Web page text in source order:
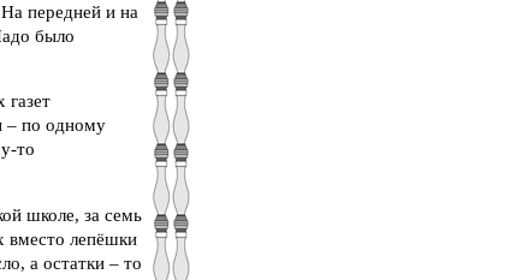
передней и на
было
газет
– по одному
то
школе, за семь
вместо лепёшки
а остатки – то